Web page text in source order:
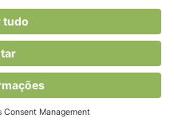
3 - Piso 7 1600-100